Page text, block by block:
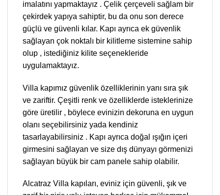
imalatını yapmaktayız . Çelik çerçeveli sağlam bir
çekirdek yapıya sahiptir, bu da onu son derece
güçlü ve güvenli kılar. Kapı ayrıca ek güvenlik
sağlayan çok noktalı bir kilitleme sistemine sahip
olup , istediğiniz kilite seçenekleride
uygulamaktayız.
Villa kapımız güvenlik özelliklerinin yanı sıra şık
ve zariftir. Çeşitli renk ve özelliklerde isteklerinize
göre üretilir , böylece evinizin dekoruna en uygun
olanı seçebilirsiniz yada kendiniz
tasarlayabilirsiniz . Kapı ayrıca doğal ışığın içeri
girmesini sağlayan ve size dış dünyayı görmenizi
sağlayan büyük bir cam panele sahip olabilir.
Alcatraz Villa kapıları, eviniz için güvenli, şık ve